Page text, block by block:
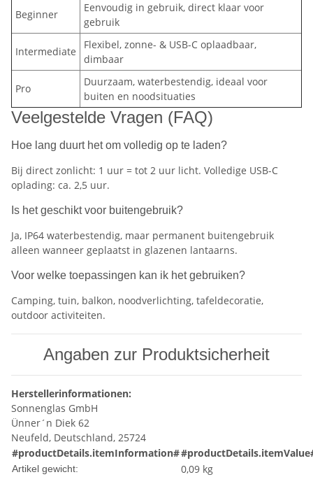
Beginner
Eenvoudig in gebruik, direct klaar voor
gebruik
Intermediate
Flexibel, zonne- & USB-C oplaadbaar,
dimbaar
Pro
Duurzaam, waterbestendig, ideaal voor
buiten en noodsituaties
Veelgestelde Vragen (FAQ)
Hoe lang duurt het om volledig op te laden?
Bij direct zonlicht: 1 uur = tot 2 uur licht. Volledige USB-C
oplading: ca. 2,5 uur.
Is het geschikt voor buitengebruik?
Ja, IP64 waterbestendig, maar permanent buitengebruik
alleen wanneer geplaatst in glazenen lantaarns.
Voor welke toepassingen kan ik het gebruiken?
Camping, tuin, balkon, noodverlichting, tafeldecoratie,
outdoor activiteiten.
Angaben zur Produktsicherheit
Herstellerinformationen:
Sonnenglas GmbH
Ünner´n Diek 62
Neufeld, Deutschland, 25724
#productDetails.itemInformation#
Artikel gewicht: 0,09 kg